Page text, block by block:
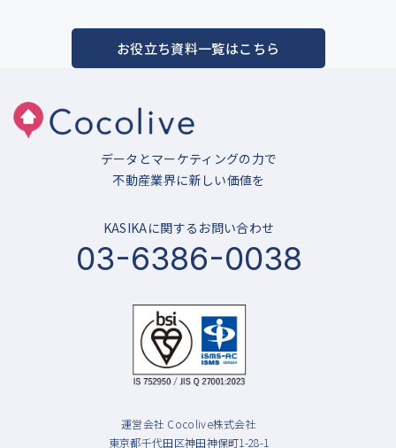
お役立ち資料一覧はこちら
データとマーケティングの力で
不動産業界に新しい価値を
KASIKAに関するお問い合わせ
03-6386-0038
運営会社 Cocolive株式会社
東京都千代田区神田神保町1-28-1